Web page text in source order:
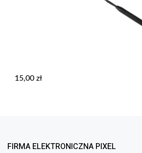
15,00 zł
FIRMA ELEKTRONICZNA PIXEL